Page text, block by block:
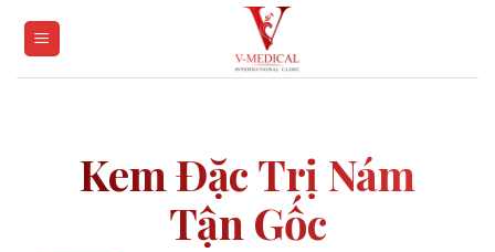
Kem Đặc Trị Nám
Tận Gốc